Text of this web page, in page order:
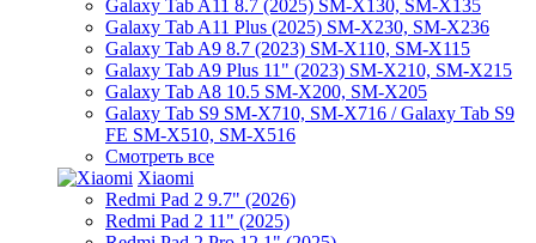
Galaxy Tab A11 8.7 (2025) SM-X130, SM-X135
Galaxy Tab A11 Plus (2025) SM-X230, SM-X236
Galaxy Tab A9 8.7 (2023) SM-X110, SM-X115
Galaxy Tab A9 Plus 11" (2023) SM-X210, SM-X215
Galaxy Tab A8 10.5 SM-X200, SM-X205
Galaxy Tab S9 SM-X710, SM-X716 / Galaxy Tab S9
FE SM-X510, SM-X516
Смотреть все
Xiaomi
Redmi Pad 2 9.7" (2026)
Redmi Pad 2 11" (2025)